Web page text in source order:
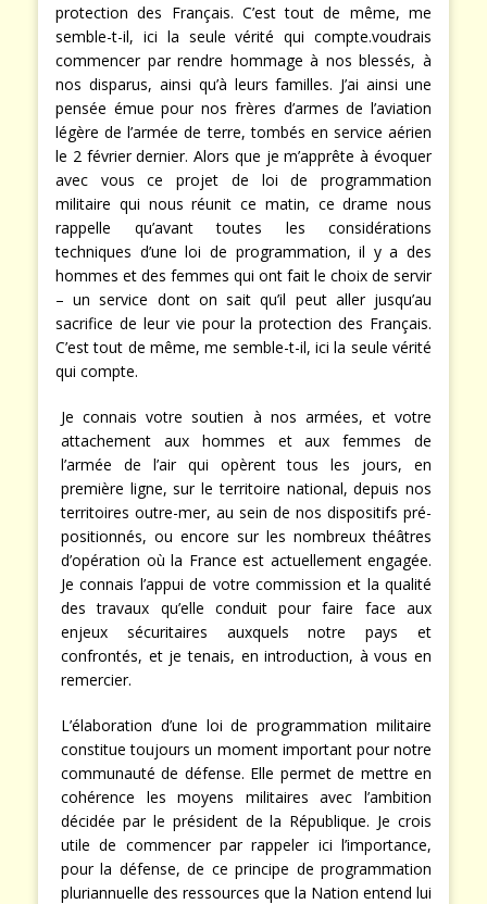
protection des Français. C’est tout de même, me
semble-t-il, ici la seule vérité qui compte.voudrais
commencer par rendre hommage à nos blessés, à
nos disparus, ainsi qu’à leurs familles. J’ai ainsi une
pensée émue pour nos frères d’armes de l’aviation
légère de l’armée de terre, tombés en service aérien
le 2 février dernier. Alors que je m’apprête à évoquer
avec vous ce projet de loi de programmation
militaire qui nous réunit ce matin, ce drame nous
rappelle qu’avant toutes les considérations
techniques d’une loi de programmation, il y a des
hommes et des femmes qui ont fait le choix de servir
– un service dont on sait qu’il peut aller jusqu’au
sacrifice de leur vie pour la protection des Français.
C’est tout de même, me semble-t-il, ici la seule vérité
qui compte.
Je connais votre soutien à nos armées, et votre
attachement aux hommes et aux femmes de
l’armée de l’air qui opèrent tous les jours, en
première ligne, sur le territoire national, depuis nos
territoires outre-mer, au sein de nos dispositifs pré-
positionnés, ou encore sur les nombreux théâtres
d’opération où la France est actuellement engagée.
Je connais l’appui de votre commission et la qualité
des travaux qu’elle conduit pour faire face aux
enjeux sécuritaires auxquels notre pays et
confrontés, et je tenais, en introduction, à vous en
remercier.
L’élaboration d’une loi de programmation militaire
constitue toujours un moment important pour notre
communauté de défense. Elle permet de mettre en
cohérence les moyens militaires avec l’ambition
décidée par le président de la République. Je crois
utile de commencer par rappeler ici l’importance,
pour la défense, de ce principe de programmation
pluriannuelle des ressources que la Nation entend lui